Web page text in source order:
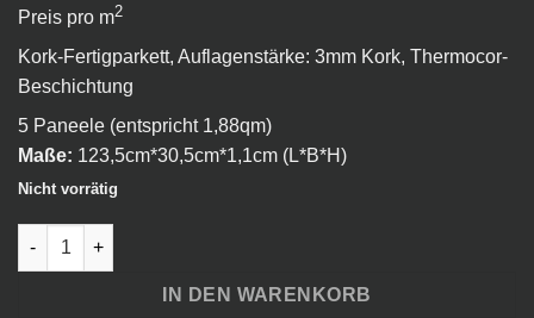
Preis pro m2
Kork-Fertigparkett, Auflagenstärke: 3mm Kork, Thermocor-
Beschichtung
5 Paneele (entspricht 1,88qm)
Maße: 123,5cm*30,5cm*1,1cm (L*B*H)
Nicht vorrätig
Printkork Landhausdiele - Silbereiche sägerau Menge
IN DEN WARENKORB